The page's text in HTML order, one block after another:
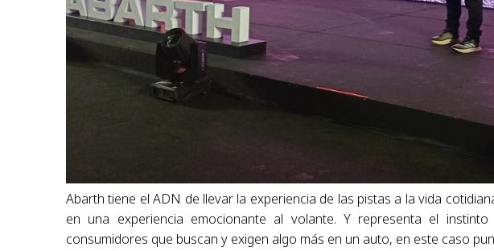
Abarth tiene el ADN de llevar la experiencia de las pistas a la vida
en una experiencia emocionante al volante. Y representa el
consumidores que buscan y exigen algo más en un auto, en este caso